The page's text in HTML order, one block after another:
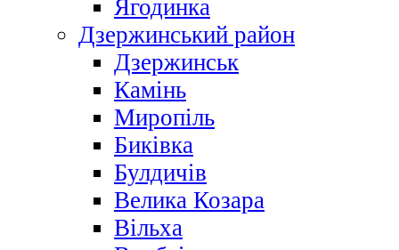
Ягодинка
Дзержинський район
Дзержинськ
Камінь
Миропіль
Биківка
Булдичів
Велика Козара
Вільха